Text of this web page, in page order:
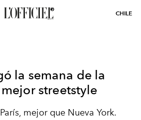
CHILE
la semana de la
streetstyle
mejor que Nueva York.